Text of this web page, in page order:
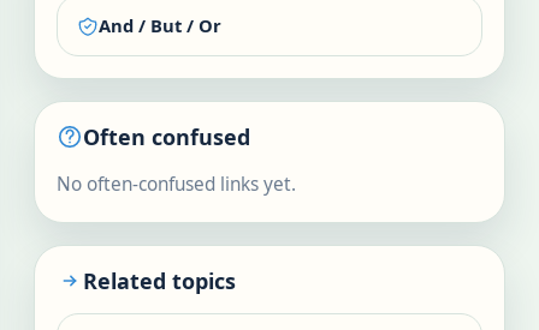
And / But / Or
Often confused
No often-confused links yet.
Related topics